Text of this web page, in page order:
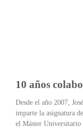
10 años
Desde el año 2007,
imparte la asignatura
el Máster Universitario